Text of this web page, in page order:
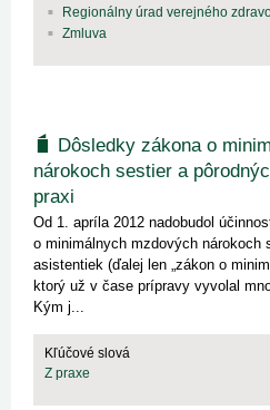
Regionálny úrad verejného
Zmluva
Dôsledky zákona o
nárokoch sestier a
praxi
Od 1. apríla 2012 nadobudol
o minimálnych mzdových nárokoch
asistentiek (ďalej len „zákon o
ktorý už v čase prípravy vyvolal
Kým j...
Kľúčové slová
Z praxe